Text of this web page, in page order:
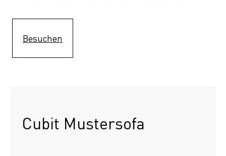
Besuchen
Cubit Mustersofa